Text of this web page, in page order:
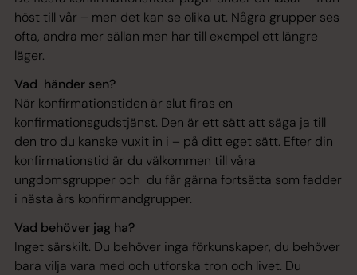
höst till vår – men det kan se olika ut. Några grupper ses
ofta, andra mer sällan men har till exempel ett längre
läger.
Vad händer sen?
När konfirmationstiden är slut firas en
konfirmationsgudstjänst. Den är ett sätt att säga ja till
den tro du kanske vuxit in i – på ditt eget sätt. Efter din
konfirmationstid är du välkommen till våra
ungdomsgrupper och du får gärna fortsätta som fadder
i nästa års konfirmandgrupper.
Vad behöver jag ha?
Inget särskilt. Du behöver inga förkunskaper, du behöver
bara vilja vara med och utforska tron och livet. Du